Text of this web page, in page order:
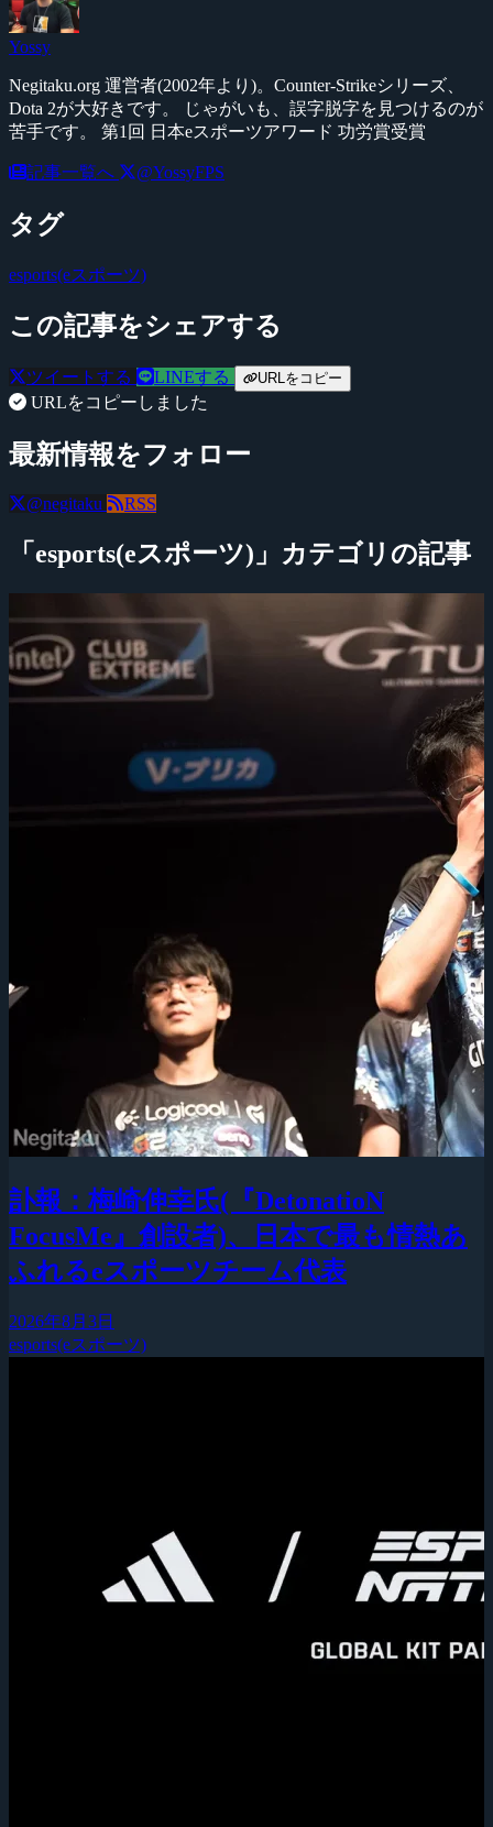
Yossy
Negitaku.org 運営者(2002年より)。Counter-Strikeシリーズ、
Dota 2が大好きです。 じゃがいも、誤字脱字を見つけるのが
苦手です。 第1回 日本eスポーツアワード 功労賞受賞
記事一覧へ @YossyFPS
タグ
esports(eスポーツ)
この記事をシェアする
ツイートする LINEする URLをコピー
URLをコピーしました
最新情報をフォロー
@negitaku RSS
「esports(eスポーツ)」カテゴリの記事
訃報：梅崎伸幸氏(『DetonatioN
FocusMe』創設者)、日本で最も情熱あ
ふれるeスポーツチーム代表
2026年8月3日
esports(eスポーツ)